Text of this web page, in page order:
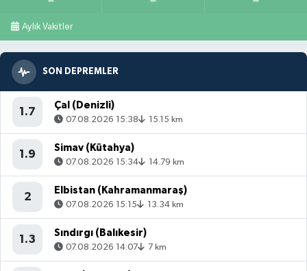
Aylık Vakitler
SON DEPREMLER
1.7
Çal (Denizli)
07.08.2026 15:38 15.15 km
1.9
Simav (Kütahya)
07.08.2026 15:34 14.79 km
2
Elbistan (Kahramanmaraş)
07.08.2026 15:15 13.34 km
1.3
Sındırgı (Balıkesir)
07.08.2026 14:07 7 km